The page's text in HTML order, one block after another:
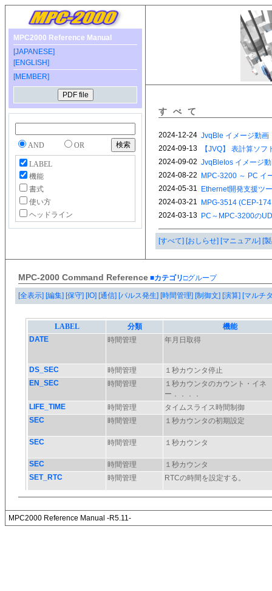
MPC2000 Reference Manual
[JAPANESE]
[ENGLISH]
[MEMBER]
AND OR
LABEL
機能
書式
使い方
ヘッドライン
すべて
[すべて] [おしらせ] [マニュアル] [
MPC-2000 Command Reference ■カテゴリ□グループ
[全表示] [編集] [保守] [IO] [通信] [パルス発生] [時間管理] [制御文] [演算] [マルチ
MPC2000 Reference Manual -R5.11-